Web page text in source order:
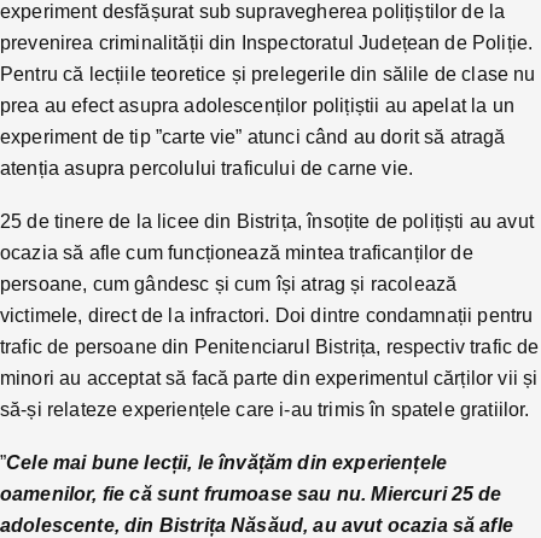
experiment desfășurat sub supravegherea polițiștilor de la
prevenirea criminalității din Inspectoratul Județean de Poliție.
Pentru că lecțiile teoretice și prelegerile din sălile de clase nu
prea au efect asupra adolescenților polițiștii au apelat la un
experiment de tip ”carte vie” atunci când au dorit să atragă
atenția asupra percolului traficului de carne vie.
25 de tinere de la licee din Bistrița, însoțite de polițiști au avut
ocazia să afle cum funcționează mintea traficanților de
persoane, cum gândesc și cum își atrag și racolează
victimele, direct de la infractori. Doi dintre condamnații pentru
trafic de persoane din Penitenciarul Bistrița, respectiv trafic de
minori au acceptat să facă parte din experimentul cărților vii și
să-și relateze experiențele care i-au trimis în spatele gratiilor.
”Cele mai bune lecții, le învățăm din experiențele
oamenilor, fie că sunt frumoase sau nu. Miercuri 25 de
adolescente, din Bistrița Năsăud, au avut ocazia să afle